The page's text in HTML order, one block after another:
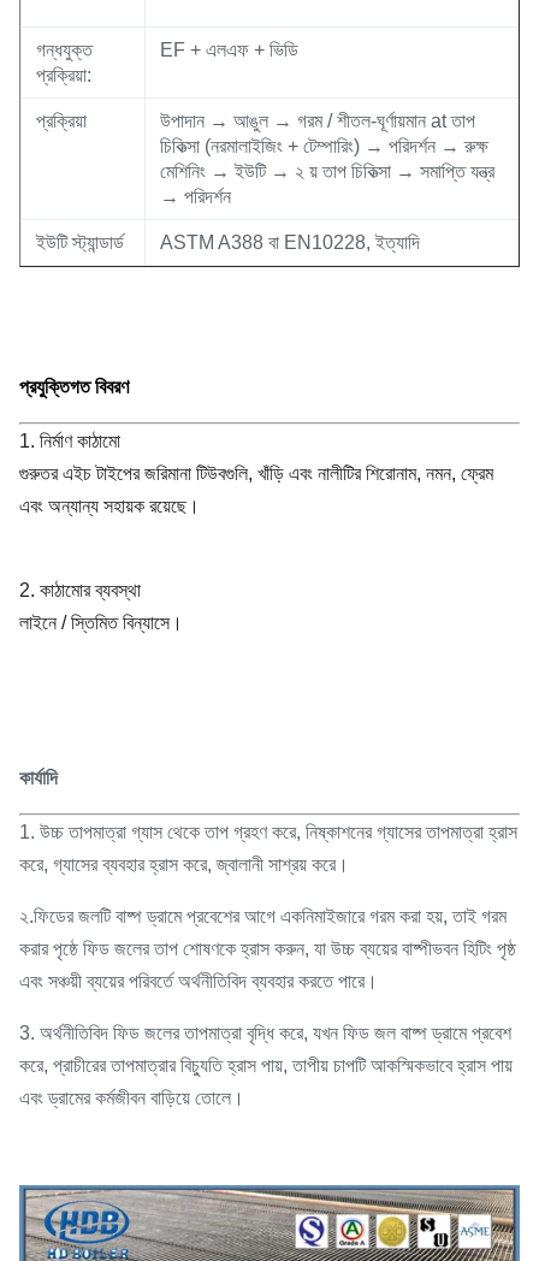
গন্ধযুক্ত
প্রক্রিয়া:
EF + এলএফ + ভিডি
প্রক্রিয়া
উপাদান → আঙুল → গরম / শীতল-ঘূর্ণায়মান at তাপ
চিকিত্সা (নরমালাইজিং + টেম্পারিং) → পরিদর্শন → রুক্ষ
মেশিনিং → ইউটি → ২ য় তাপ চিকিত্সা → সমাপ্তি যন্ত্র
→ পরিদর্শন
ইউটি স্ট্যান্ডার্ড ASTM A388 বা EN10228, ইত্যাদি
প্রযুক্তিগত বিবরণ
1. নির্মাণ কাঠামো
গুরুতর এইচ টাইপের জরিমানা টিউবগুলি, খাঁড়ি এবং নালীটির শিরোনাম, নমন, ফ্রেম
এবং অন্যান্য সহায়ক রয়েছে।
2. কাঠামোর ব্যবস্থা
লাইনে / স্তিমিত বিন্যাসে।
কার্যাদি
1. উচ্চ তাপমাত্রা গ্যাস থেকে তাপ গ্রহণ করে, নিষ্কাশনের গ্যাসের তাপমাত্রা হ্রাস
করে, গ্যাসের ব্যবহার হ্রাস করে, জ্বালানী সাশ্রয় করে।
২.ফিডের জলটি বাষ্প ড্রামে প্রবেশের আগে একনিমাইজারে গরম করা হয়, তাই গরম
করার পৃষ্ঠে ফিড জলের তাপ শোষণকে হ্রাস করুন, যা উচ্চ ব্যয়ের বাষ্পীভবন হিটিং পৃষ্ঠ
এবং সঞ্চয়ী ব্যয়ের পরিবর্তে অর্থনীতিবিদ ব্যবহার করতে পারে।
3. অর্থনীতিবিদ ফিড জলের তাপমাত্রা বৃদ্ধি করে, যখন ফিড জল বাষ্প ড্রামে প্রবেশ
করে, প্রাচীরের তাপমাত্রার বিচ্যুতি হ্রাস পায়, তাপীয় চাপটি আকস্মিকভাবে হ্রাস পায়
এবং ড্রামের কর্মজীবন বাড়িয়ে তোলে।